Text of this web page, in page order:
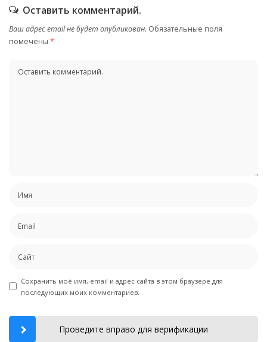
Оставить комментарий.
Ваш адрес email не будет опубликован. Обязательные поля
помечены *
Сохранить моё имя, email и адрес сайта в этом браузере для
последующих моих комментариев.
Проведите вправо для верификации